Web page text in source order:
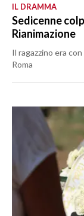
IL DRAMMA
Sedicenne
Rianimazione
Il ragazzino era
Roma